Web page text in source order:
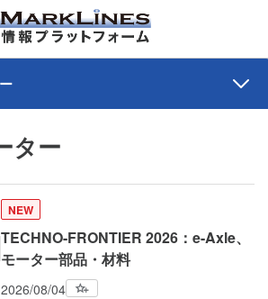
ター
NEW
TECHNO-FRONTIER 2026：e-Axle、
モーター部品・材料
2026/08/04